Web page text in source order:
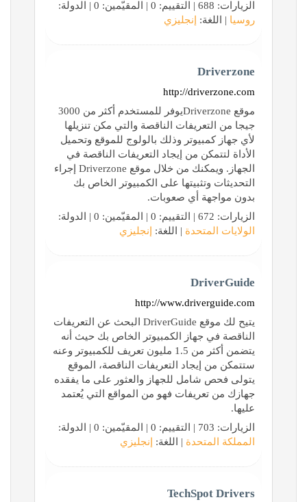
الزيارات: 688 | التقييم: 0 | المقيّمين: 0 | الدولة:
روسيا | اللغة: إنجليزي
Driverzone
http://driverzone.com
موقع Driverzoneيوفر للمستخدم أكثر من 3000
جيجا من التعريفات الناقصة والتي مكن تنزيلها
لأي جهاز كمبيوتر وذلك بالولوج للموقع وتحميل
الأداة لتتمكن من إيجاد التعريفات الناقصة في
الجهاز. ويمكنك من خلال موقع Driverzone إجراء
التحديثات وتثبيتها على الكمبيوتر الخاص بك
بدون مواجهة أي صعوبات.
الزيارات: 672 | التقييم: 0 | المقيّمين: 0 | الدولة:
الولايات المتحدة | اللغة: إنجليزي
DriverGuide
http://www.driverguide.com
يتيح لك موقع DriverGuide البحث عن التعريفات
الناقصة في جهاز الكمبيوتر الخاص بك حيث أنه
يتضمن أكثر من 1.5 مليون تعريف للكمبيوتر وعنه
ستتمكن من إيجاد التعريفات الناقصة، الموقع
يتولى فحص شامل للجهاز والعثور على ما يفقده
جهازك من تعريفات فهو من المواقع التي يُعتمد
عليها.
الزيارات: 703 | التقييم: 0 | المقيّمين: 0 | الدولة:
المملكة المتحدة | اللغة: إنجليزي
TechSpot Drivers